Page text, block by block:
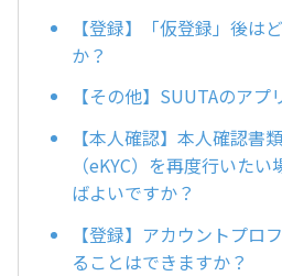
【登録】「仮登録」後は
か？
【その他】SUUTAのアプ
【本人確認】本人確認書
（eKYC）を再度行いた
ばよいですか？
【登録】アカウントプロ
ることはできますか？